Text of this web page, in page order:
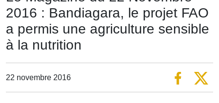
2016 : Bandiagara, le projet FAO
a permis une agriculture sensible
à la nutrition
22 novembre 2016